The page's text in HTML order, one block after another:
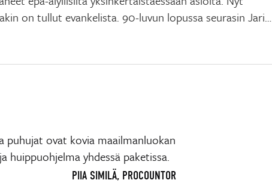
on tullut evankelista. 90-luvun lopussa seurasin Jari…
puhujat ovat kovia maailmanluokan
huippuohjelma yhdessä paketissa.
PIIA SIMILÄ, PROCOUNTOR